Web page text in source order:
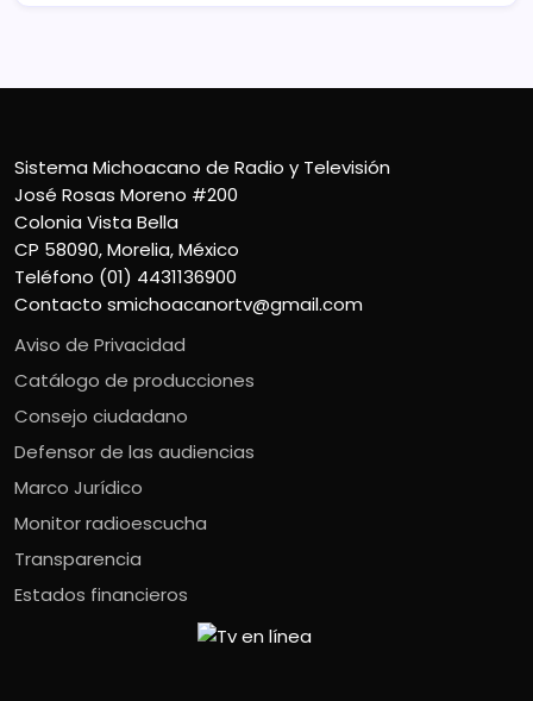
Sistema Michoacano de Radio y Televisión
José Rosas Moreno #200
Colonia Vista Bella
CP 58090, Morelia, México
Teléfono (01) 4431136900
Contacto smichoacanortv@gmail.com
Aviso de Privacidad
Catálogo de producciones
Consejo ciudadano
Defensor de las audiencias
Marco Jurídico
Monitor radioescucha
Transparencia
Estados financieros